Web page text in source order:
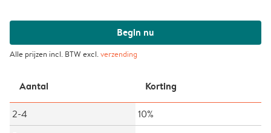
Begin nu
Alle prijzen incl. BTW excl.verzending
Aantal Korting
2-4
10%